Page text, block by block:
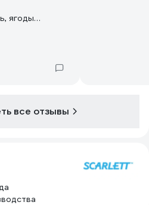
ягоды
либо
все отзывы